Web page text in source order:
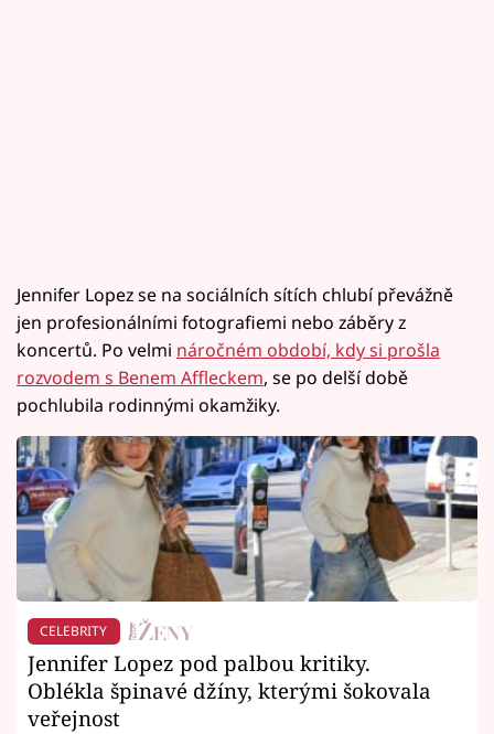
Jennifer Lopez se na sociálních sítích chlubí převážně
jen profesionálními fotografiemi nebo záběry z
koncertů. Po velmi náročném období, kdy si prošla
rozvodem s Benem Affleckem, se po delší době
pochlubila rodinnými okamžiky.
CELEBRITY
Jennifer Lopez pod palbou kritiky.
Oblékla špinavé džíny, kterými šokovala
veřejnost